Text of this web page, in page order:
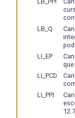
LB_Q
LI_EP
LI_PCD
LI_PPI